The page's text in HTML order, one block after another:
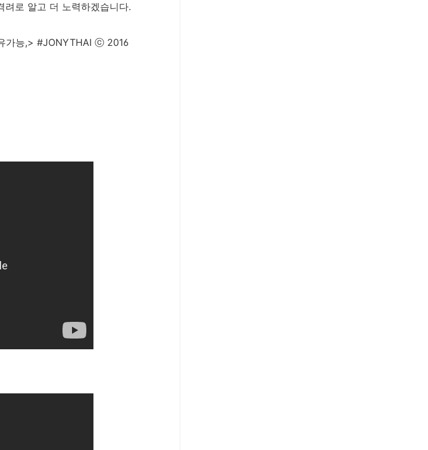
로 알고 더 노력하겠습니다.
가능,> #JONYTHAI ⓒ 2016